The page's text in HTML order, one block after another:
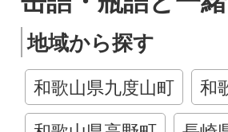
地域から探す
和歌山県九度山町 和